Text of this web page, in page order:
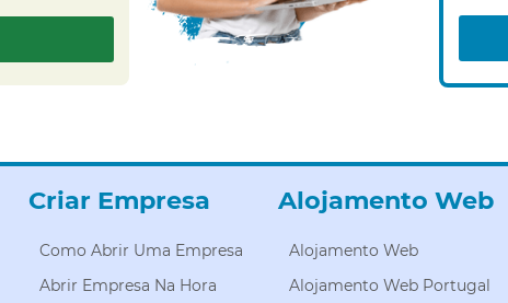
Criar Empresa
Como Abrir Uma Empresa
Abrir Empresa Na Hora
Alojamento Web
Alojamento Web
Alojamento Web Portugal